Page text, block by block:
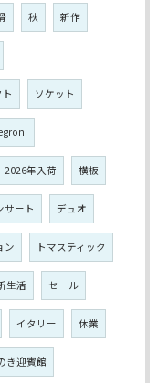
秋 新作
ソケット
2026年入荷 横板
サート デュオ
ン トマスティック
生活 セール
イタリー 休業
き迎賓館